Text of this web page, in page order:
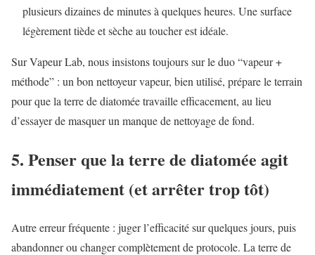
plusieurs dizaines de minutes à quelques heures. Une surface
légèrement tiède et sèche au toucher est idéale.
Sur Vapeur Lab, nous insistons toujours sur le duo “vapeur +
méthode” : un bon nettoyeur vapeur, bien utilisé, prépare le terrain
pour que la terre de diatomée travaille efficacement, au lieu
d’essayer de masquer un manque de nettoyage de fond.
5. Penser que la terre de diatomée agit
immédiatement (et arrêter trop tôt)
Autre erreur fréquente : juger l’efficacité sur quelques jours, puis
abandonner ou changer complètement de protocole. La terre de